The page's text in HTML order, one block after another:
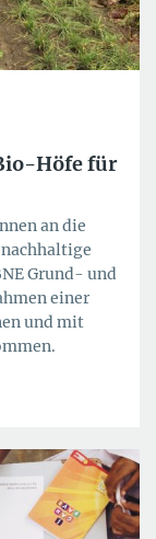
Höfe für
an die
Grund- und
einer
und mit